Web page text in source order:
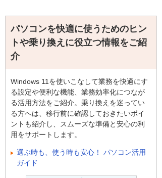
パソコンを快適に使うためのヒン
トや乗り換えに役立つ情報をご紹
介
Windows 11を使いこなして業務を快適にす
る設定や便利な機能、業務効率化につなが
る活用方法をご紹介。乗り換えを迷ってい
る方へは、移行前に確認しておきたいポイ
ントも紹介し、スムーズな準備と安心の利
用をサポートします。
選ぶ時も、使う時も安心！ パソコン活用
ガイド